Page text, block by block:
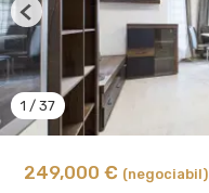
249,000 € (negociabil)
1 / 37
Previous